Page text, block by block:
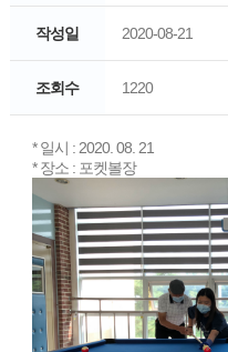
작성일 2020-08-21
조회수 1220
* 일시 : 2020. 08. 21
* 장소 : 포켓볼장